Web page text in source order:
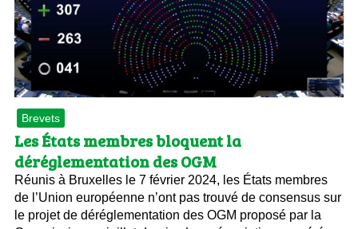
Brevets
Les États membres bloquent la
déréglementation des OGM
Réunis à Bruxelles le 7 février 2024, les États membres
de l’Union européenne n’ont pas trouvé de consensus sur
le projet de déréglementation des OGM proposé par la